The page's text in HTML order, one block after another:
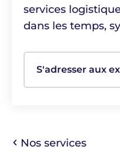
services
dans les temps,
S'adresser aux
Nos services